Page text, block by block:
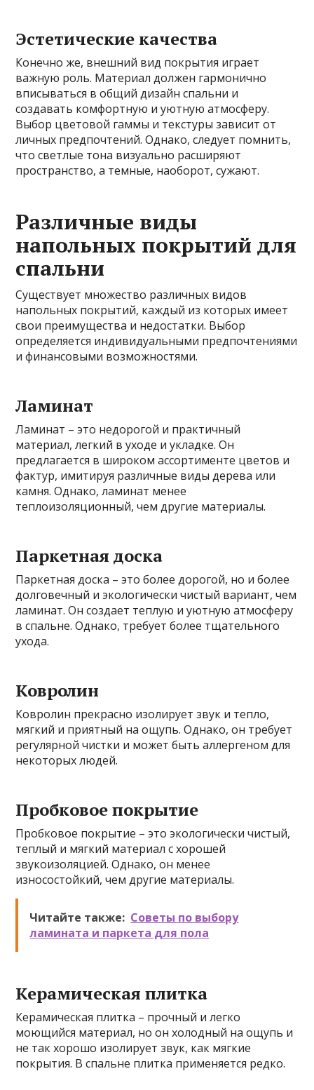
Эстетические качества
Конечно же, внешний вид покрытия играет
важную роль. Материал должен гармонично
вписываться в общий дизайн спальни и
создавать комфортную и уютную атмосферу.
Выбор цветовой гаммы и текстуры зависит от
личных предпочтений. Однако, следует помнить,
что светлые тона визуально расширяют
пространство, а темные, наоборот, сужают.
Различные виды
напольных покрытий для
спальни
Существует множество различных видов
напольных покрытий, каждый из которых имеет
свои преимущества и недостатки. Выбор
определяется индивидуальными предпочтениями
и финансовыми возможностями.
Ламинат
Ламинат – это недорогой и практичный
материал, легкий в уходе и укладке. Он
предлагается в широком ассортименте цветов и
фактур, имитируя различные виды дерева или
камня. Однако, ламинат менее
теплоизоляционный, чем другие материалы.
Паркетная доска
Паркетная доска – это более дорогой, но и более
долговечный и экологически чистый вариант, чем
ламинат. Он создает теплую и уютную атмосферу
в спальне. Однако, требует более тщательного
ухода.
Ковролин
Ковролин прекрасно изолирует звук и тепло,
мягкий и приятный на ощупь. Однако, он требует
регулярной чистки и может быть аллергеном для
некоторых людей.
Пробковое покрытие
Пробковое покрытие – это экологически чистый,
теплый и мягкий материал с хорошей
звукоизоляцией. Однако, он менее
износостойкий, чем другие материалы.
Читайте также: Советы по выбору
ламината и паркета для пола
Керамическая плитка
Керамическая плитка – прочный и легко
моющийся материал, но он холодный на ощупь и
не так хорошо изолирует звук, как мягкие
покрытия. В спальне плитка применяется редко.